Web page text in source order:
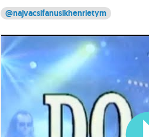
@najvacsifanusikhenrietym